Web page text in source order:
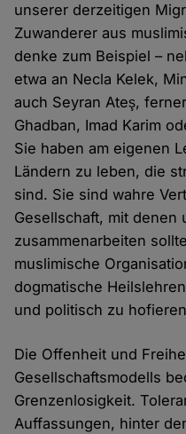
unserer derzeitigen
Zuwanderer aus
denke zum Beispiel –
etwa an Necla Kelek,
auch Seyran Ateş,
Ghadban, Imad Karim
Sie haben am eigenen
Ländern zu leben, die
sind. Sie sind wahre
Gesellschaft, mit denen
zusammenarbeiten
muslimische
dogmatische
und politisch zu
Die Offenheit und
Gesellschaftsmodells
Grenzenlosigkeit.
Auffassungen, hinter